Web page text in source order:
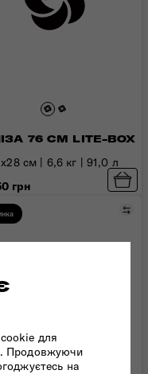
для
Продовжуючи
на
76 СМ LITE-BOX
см | 6,6 кг | 91,0 л
грн